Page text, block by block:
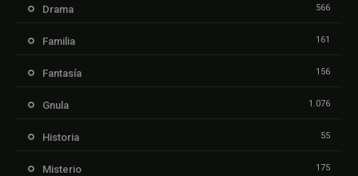
Drama 566
Familia 161
Fantasía 156
Gnula 1.076
Historia 55
Misterio 175